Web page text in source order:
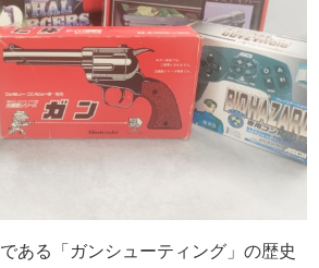
ある「ガンシューティング」の歴史